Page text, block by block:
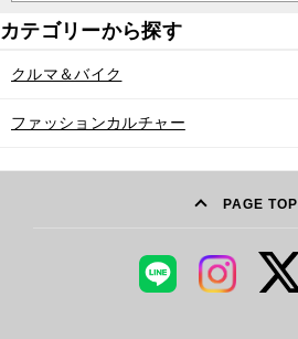
クルマ＆バイク
ファッションカルチャー
PAGE TOP